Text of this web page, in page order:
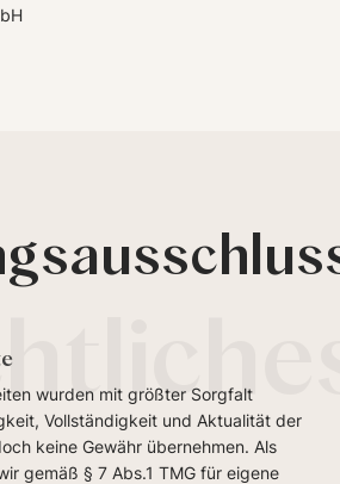
wurden mit größter Sorgfalt
Vollständigkeit und Aktualität der
keine Gewähr übernehmen. Als
gemäß § 7 Abs.1 TMG für eigene